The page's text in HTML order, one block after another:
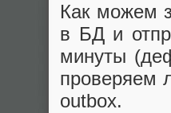
Как можем
в БД и
минуты
проверяем
outbox.